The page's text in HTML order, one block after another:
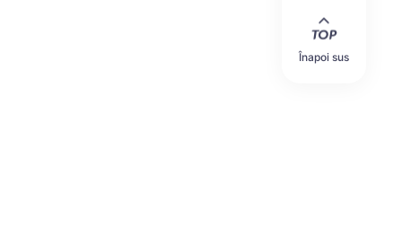
Înapoi sus